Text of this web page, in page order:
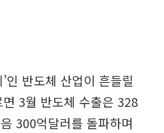
인 반도체 산업이 흔들릴
3월 반도체 수출은 328
300억달러를 돌파하며